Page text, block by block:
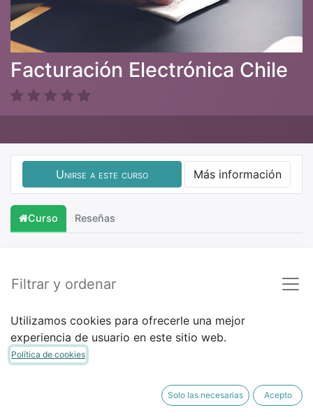
Facturación Electrónica Chile
Unirse a este curso Más información
Curso Reseñas
Filtrar y ordenar
Utilizamos cookies para ofrecerle una mejor
experiencia de usuario en este sitio web.
Política de cookies
Solo las necesarias Acepto